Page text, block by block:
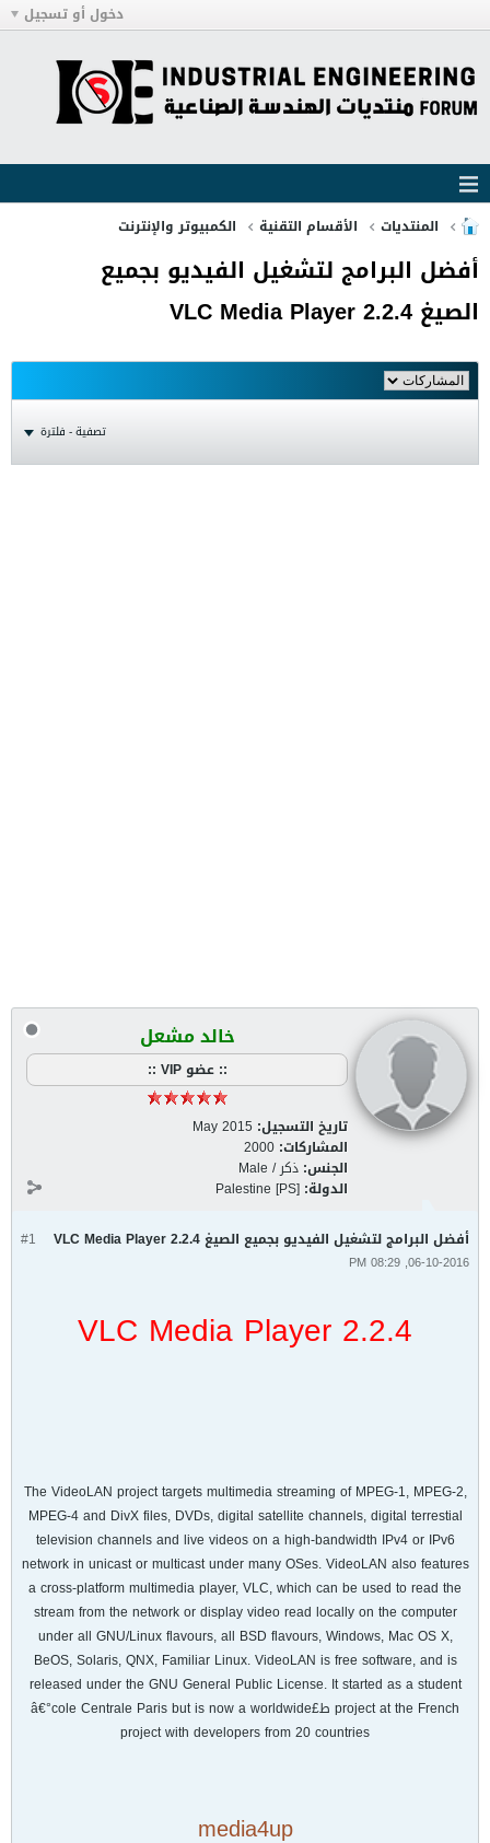
دخول أو تسجيل
المنتديات الأقسام التقنية الكمبيوتر والإنترنت
أفضل البرامج لتشغيل الفيديو بجميع
الصيغ VLC Media Player 2.2.4
تصفية - فلترة
خالد مشعل
:: عضو VIP ::
تاريخ التسجيل: May 2015
المشاركات: 2000
الجنس: ذكر / Male
الدولة: Palestine [PS]
#1 أفضل البرامج لتشغيل الفيديو بجميع الصيغ VLC Media Player 2.2.4
06-10-2016, 08:29 PM
VLC Media Player 2.2.4
The VideoLAN project targets multimedia streaming of MPEG-1, MPEG-2,
MPEG-4 and DivX files, DVDs, digital satellite channels, digital terrestial
television channels and live videos on a high-bandwidth IPv4 or IPv6
network in unicast or multicast under many OSes. VideoLAN also features
a cross-platform multimedia player, VLC, which can be used to read the
stream from the network or display video read locally on the computer
under all GNU/Linux flavours, all BSD flavours, Windows, Mac OS X,
BeOS, Solaris, QNX, Familiar Linux. VideoLAN is free software, and is
released under the GNU General Public License. It started as a student
project at the French ط£â€°cole Centrale Paris but is now a worldwide
project with developers from 20 countries
media4up